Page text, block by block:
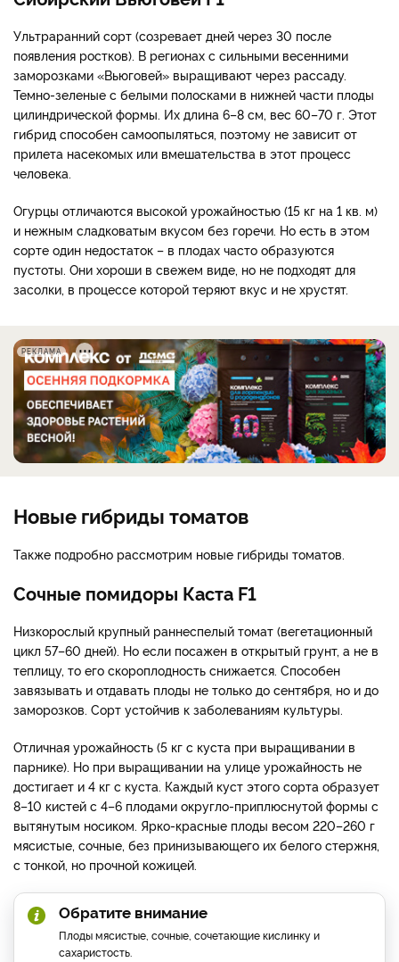
Ультраранний сорт (созревает дней через 30 после
появления ростков). В регионах с сильными весенними
заморозками «Вьюговей» выращивают через рассаду.
Темно-зеленые с белыми полосками в нижней части плоды
цилиндрической формы. Их длина 6–8 см, вес 60–70 г. Этот
гибрид способен самоопыляться, поэтому не зависит от
прилета насекомых или вмешательства в этот процесс
человека.
Огурцы отличаются высокой урожайностью (15 кг на 1 кв. м)
и нежным сладковатым вкусом без горечи. Но есть в этом
сорте один недостаток – в плодах часто образуются
пустоты. Они хороши в свежем виде, но не подходят для
засолки, в процессе которой теряют вкус и не хрустят.
РЕКЛАМА
Новые гибриды томатов
Также подробно рассмотрим новые гибриды томатов.
Сочные помидоры Каста F1
Низкорослый крупный раннеспелый томат (вегетационный
цикл 57–60 дней). Но если посажен в открытый грунт, а не в
теплицу, то его скороплодность снижается. Способен
завязывать и отдавать плоды не только до сентября, но и до
заморозков. Сорт устойчив к заболеваниям культуры.
Отличная урожайность (5 кг с куста при выращивании в
парнике). Но при выращивании на улице урожайность не
достигает и 4 кг с куста. Каждый куст этого сорта образует
8–10 кистей с 4–6 плодами округло-приплюснутой формы с
вытянутым носиком. Ярко-красные плоды весом 220–260 г
мясистые, сочные, без принизывающего их белого стержня,
с тонкой, но прочной кожицей.
Обратите внимание
Плоды мясистые, сочные, сочетающие кислинку и
сахаристость.